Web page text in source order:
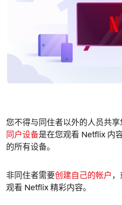
您不得与同住者以外的人员共享
同户设备是在您观看 Netflix 内
的所有设备。
非同住者需要创建自己的帐户
观看 Netflix 精彩内容。